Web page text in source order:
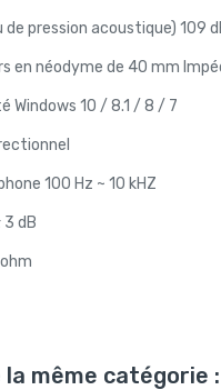
pression acoustique) 109
en néodyme de 40 mm
10 / 8.1 / 8 / 7
100 Hz ~ 10 kHZ
dB
même catégorie :